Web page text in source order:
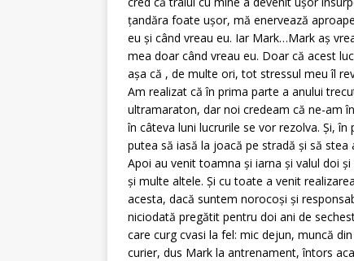
țandăra foate ușor, mă enervează
eu și când vreau eu. Iar Mark…Mark aș
mea doar când vreau eu. Doar că acest
așa că , de multe ori, tot stressul meu îl
Am realizat că în prima parte a anului
ultramaraton, dar noi credeam că ne-am
în câteva luni lucrurile se vor rezolva. Și,
putea să iasă la joacă pe stradă și să stea
Apoi au venit toamna și iarna și valul doi
și multe altele. Și cu toate a venit
acesta, dacă suntem norocoși și
niciodată pregătit pentru doi ani de
care curg cvasi la fel: mic dejun, muncă
curier, dus Mark la antrenament, întors